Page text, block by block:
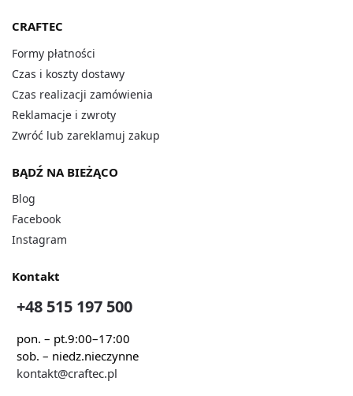
CRAFTEC
Formy płatności
Czas i koszty dostawy
Czas realizacji zamówienia
Reklamacje i zwroty
Zwróć lub zareklamuj zakup
BĄDŹ NA BIEŻĄCO
Blog
Facebook
Instagram
Kontakt
+48 515 197 500
pon. – pt.9:00–17:00
sob. – niedz.nieczynne
kontakt@craftec.pl